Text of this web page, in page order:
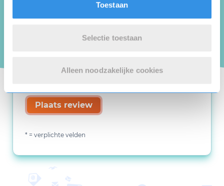
Toestaan
Selectie toestaan
Alleen noodzakelijke cookies
Plaats review
* = verplichte velden